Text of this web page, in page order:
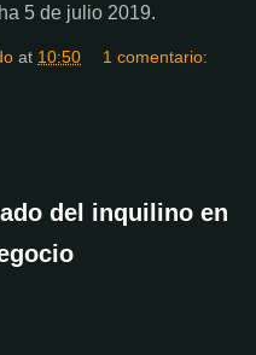
5 de julio 2019.
at 10:50 1 comentario:
del inquilino en